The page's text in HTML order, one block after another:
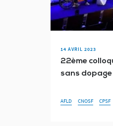
14 AVRIL 2023
22ème
sans dopage
AFLD CNOSF CPSF